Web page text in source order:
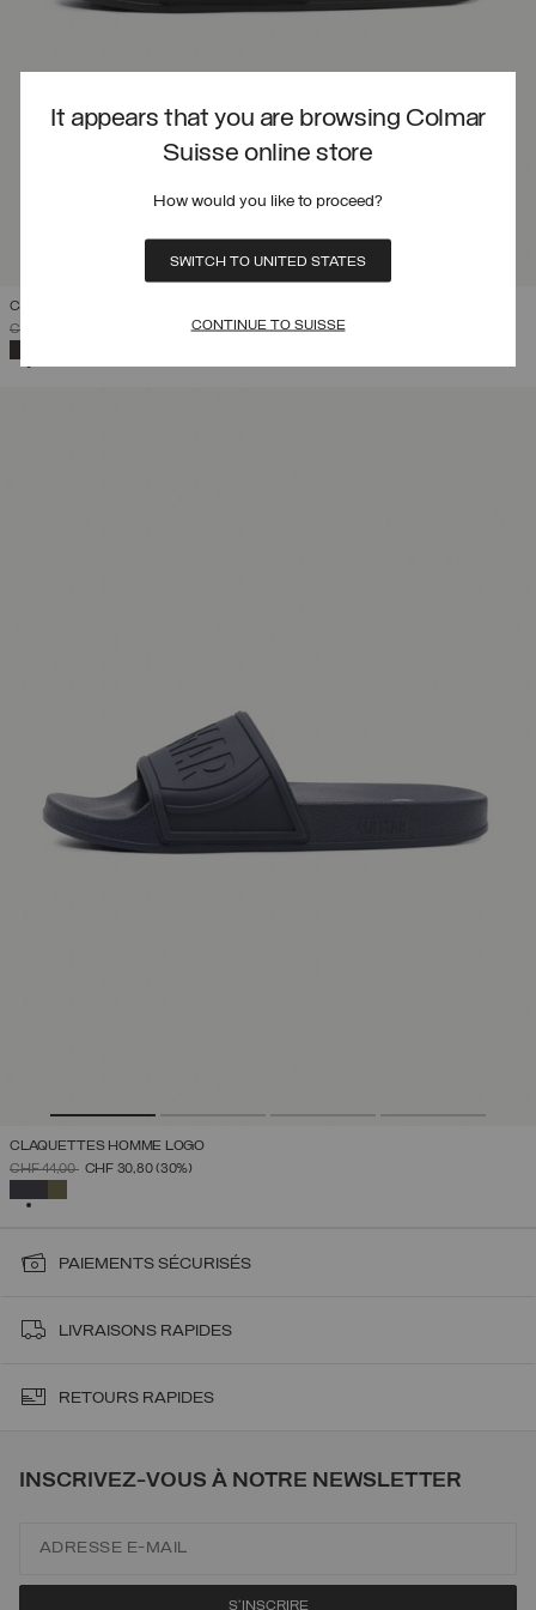
It appears that you are browsing Colmar
Suisse online store
How would you like to proceed?
SWITCH TO UNITED STATES
CONTINUE TO SUISSE
CLAQUETTES UNISEXES LOGO
PRIX RÉDUIT DE
CHF 44,00 (30%)
CLAQUETTES HOMME LOGO
PRIX RÉDUIT DE
CHF 44,00ÀCHF 30,80(30%)
PAIEMENTS SÉCURISÉS
LIVRAISONS RAPIDES
RETOURS RAPIDES
INSCRIVEZ-VOUS À NOTRE NEWSLETTER